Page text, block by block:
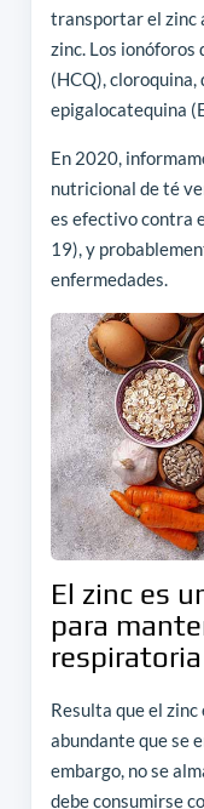
transportar el zinc
zinc. Los ionóforos
(HCQ),
epigalocatequina
En 2020,
nutricional de té
es efectivo contra
19), y
enfermedades.
El zinc es
para
Resulta que el
abundante que se
embargo, no se
debe consumirse